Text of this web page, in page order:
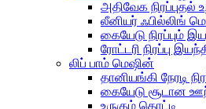
அதிவேக நிரப்புதல்
லீனியர் ஃபில்லிங்
கையேடு நிரப்பும்
ரோட்டரி நிரப்பு
லிப் பாம் மெஷின்
தானியங்கி நேரடி
கையேடு சூடான
உருகும் தொட்டி